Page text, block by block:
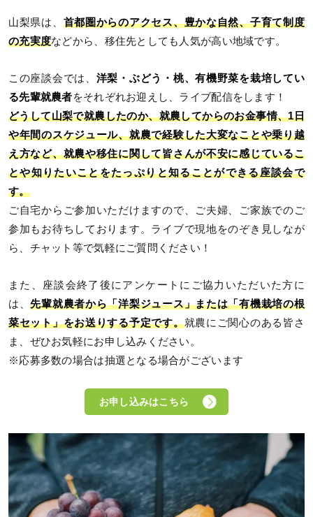
山梨県は、 首都圏からのアクセス、豊かな自然、子育て制度
の充実度などから、移住先としても人気が高い地域です。
この座談会では、 洋梨・ぶどう・桃、有機野菜を栽培してい
る先輩就農者をそれぞれお迎えし、ライブ配信をします！
どうして山梨で就農したのか、就農してからのお金事情、1日
や年間のスケジュール、就農で経験した大変なことや乗り越
え方など、就農や移住に関して皆さんが不安に感じているこ
とや知りたいことをたっぷりと知ることができる座談会で
す。
ご自宅からご参加いただけますので、ご夫婦、ご家族でのご
参加もお待ちしております。ライブで現地をのぞき見しなが
ら、チャット等で気軽にご質問ください！
また、座談会終了後にアンケートにご協力いただいた方に
は、先輩就農者から「洋梨ジュース」または「有機栽培の根
菜セット」をお送りする予定です。就農にご関心のある皆さ
ま、ぜひお気軽にお申し込みください。
※応募多数の場合は抽選となる場合がございます
お申し込みはこちら